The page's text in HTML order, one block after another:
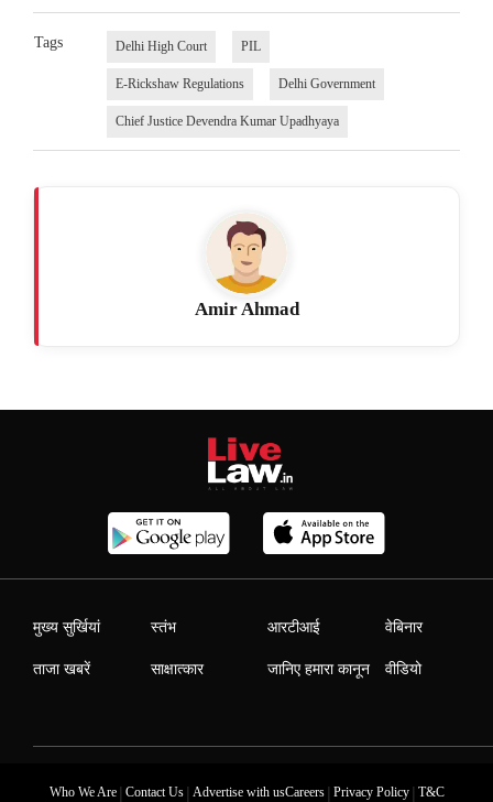
Tags Delhi High Court PIL
E-Rickshaw Regulations Delhi Government
Chief Justice Devendra Kumar Upadhyaya
Amir Ahmad
मुख्य सुर्खियां
ताजा खबरें
स्तंभ
साक्षात्कार
आरटीआई
जानिए हमारा कानून
वेबिनार
वीडियो
Who We Are| Contact Us| Advertise with usCareers| Privacy Policy| T&C